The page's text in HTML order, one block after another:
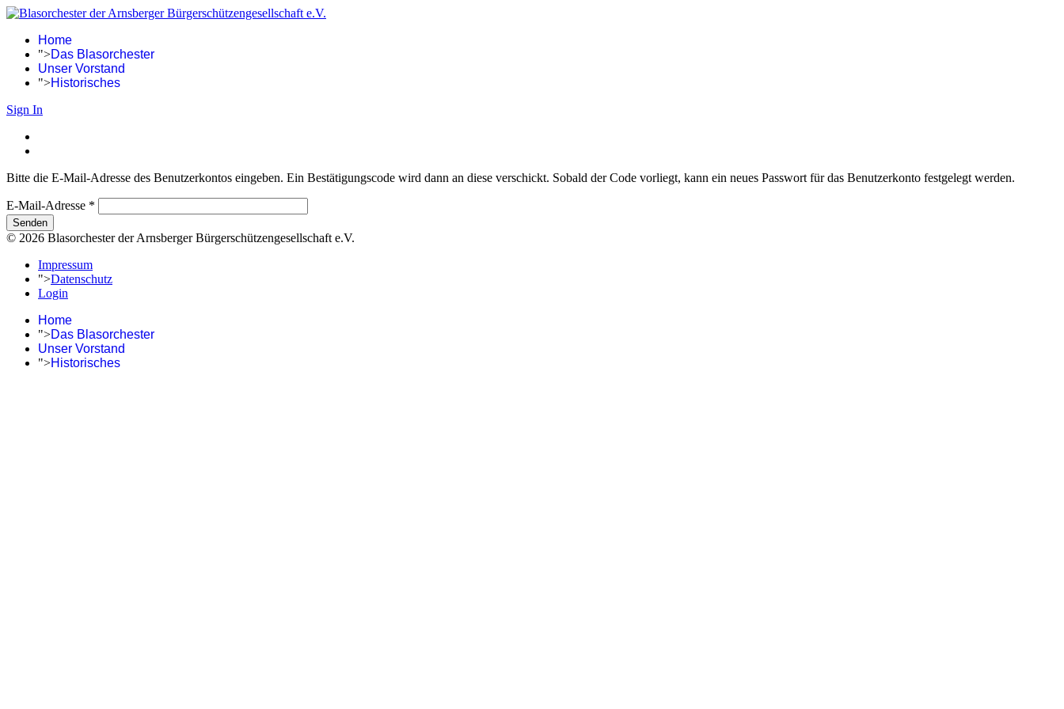
Home
">Das Blasorchester
Unser Vorstand
">Historisches
Sign In
Bitte die E-Mail-Adresse des Benutzerkontos eingeben. Ein Bestätigungscode wird dann an diese verschickt. Sobald der Code vorliegt, kann ein neues Passwort für das Benutzerkonto festgelegt werden.
E-Mail-Adresse *
Senden
© 2026 Blasorchester der Arnsberger Bürgerschützengesellschaft e.V.
Impressum
">Datenschutz
Login
Home
">Das Blasorchester
Unser Vorstand
">Historisches